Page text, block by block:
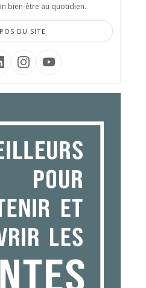
bien-être au quotidien.
DU SITE